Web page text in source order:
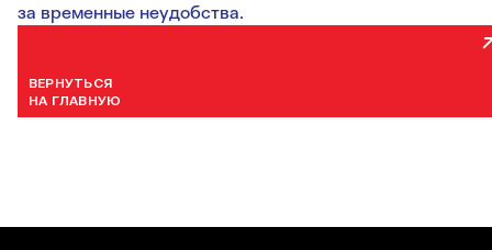
за временные неудобства.
ВЕРНУТЬСЯ
НА ГЛАВНУЮ